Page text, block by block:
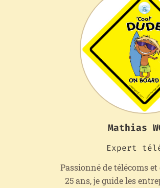
Mathias
Expert
Passionné de télécoms
25 ans, je guide les